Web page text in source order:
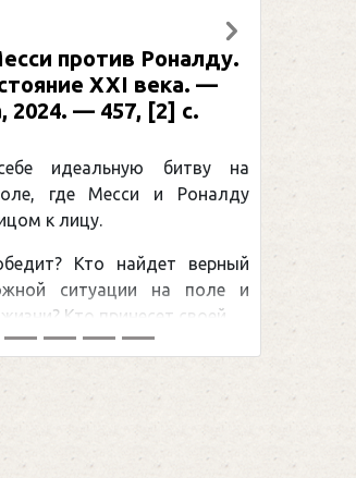
И. Я. Александр Овечкин
биография. —
(макет 2025). — 133,
Спорт)
великому канадцу Уэйну
ли не самая обсуждаемая
последних лет в мире.Перед
хоккейной лиги — ...
Следующий